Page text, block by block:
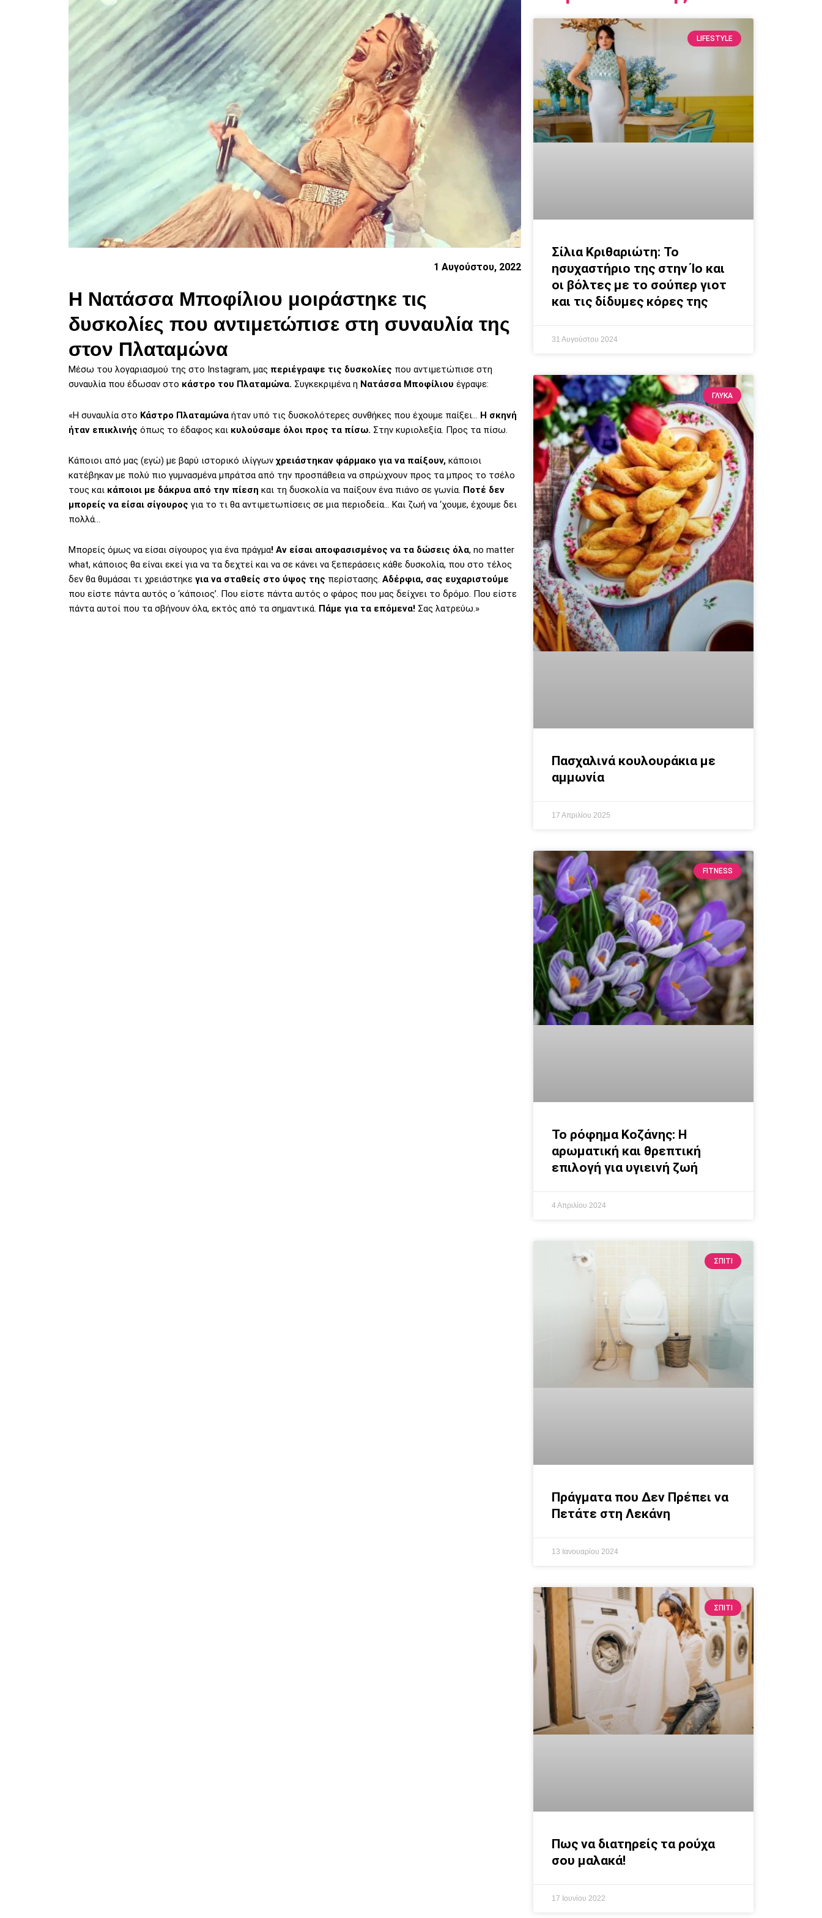
1 Αυγούστου, 2022
Η Νατάσσα Μποφίλιου μοιράστηκε τις
δυσκολίες που αντιμετώπισε στη συναυλία της
στον Πλαταμώνα
Μέσω του λογαριασμού της στο Instagram, μας περιέγραψε τις δυσκολίες που αντιμετώπισε στη
συναυλία που έδωσαν στο κάστρο του Πλαταμώνα. Συγκεκριμένα η Νατάσσα Μποφίλιου έγραψε:
«Η συναυλία στο Κάστρο Πλαταμώνα ήταν υπό τις δυσκολότερες συνθήκες που έχουμε παίξει…
Η σκηνή
ήταν επικλινής όπως το έδαφος και κυλούσαμε όλοι προς τα πίσω. Στην κυριολεξία. Προς τα πίσω.
Κάποιοι από μας (εγώ) με βαρύ ιστορικό ιλίγγων χρειάστηκαν φάρμακο για να παίξουν, κάποιοι
κατέβηκαν με πολύ πιο γυμνασμένα μπράτσα από την προσπάθεια να σπρώχνουν προς τα μπρος το τσέλο
τους και κάποιοι με δάκρυα από την πίεση και τη δυσκολία να παίξουν ένα πιάνο σε γωνία. Ποτέ δεν
μπορείς να είσαι σίγουρος για το τι θα αντιμετωπίσεις σε μια περιοδεία… Και ζωή να ‘χουμε, έχουμε δει
πολλά…
Μπορείς όμως να είσαι σίγουρος για ένα πράγμα! Αν είσαι αποφασισμένος να τα δώσεις όλα, no matter
what, κάποιος θα είναι εκεί για να τα δεχτεί και να σε κάνει να ξεπεράσεις κάθε δυσκολία, που στο τέλος
δεν θα θυμάσαι τι χρειάστηκε για να σταθείς στο ύψος της περίστασης. Αδέρφια, σας ευχαριστούμε
που είστε πάντα αυτός ο ‘κάποιος’. Που είστε πάντα αυτός ο φάρος που μας δείχνει το δρόμο. Που είστε
πάντα αυτοί που τα σβήνουν όλα, εκτός από τα σημαντικά. Πάμε για τα επόμενα! Σας λατρεύω.»
LIFESTYLE
Σίλια Κριθαριώτη: Το
ησυχαστήριο της στην Ίο και
οι βόλτες με το σούπερ γιοτ
και τις δίδυμες κόρες της
31 Αυγούστου 2024
ΓΛΥΚΆ
Πασχαλινά κουλουράκια με
αμμωνία
17 Απριλίου 2025
FITNESS
Το ρόφημα Κοζάνης: Η
αρωματική και θρεπτική
επιλογή για υγιεινή ζωή
4 Απριλίου 2024
ΣΠΙΤΙ
Πράγματα που Δεν Πρέπει να
Πετάτε στη Λεκάνη
13 Ιανουαρίου 2024
ΣΠΙΤΙ
Πως να διατηρείς τα ρούχα
σου μαλακά!
17 Ιουνίου 2022